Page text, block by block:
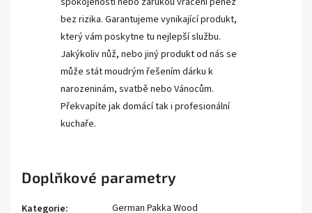
bez rizika. Garantujeme vynikající produkt,
který vám poskytne tu nejlepší službu.
Jakýkoliv nůž, nebo jiný produkt od nás se
může stát moudrým řešením dárku k
narozeninám, svatbě nebo Vánocům.
Překvapíte jak domácí tak i profesionální
kuchaře.
Doplňkové parametry
Kategorie:
German Pakka Wood